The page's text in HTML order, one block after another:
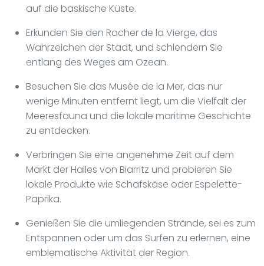
auf die baskische Küste.
Erkunden Sie den Rocher de la Vierge, das
Wahrzeichen der Stadt, und schlendern Sie
entlang des Weges am Ozean.
Besuchen Sie das Musée de la Mer, das nur
wenige Minuten entfernt liegt, um die Vielfalt der
Meeresfauna und die lokale maritime Geschichte
zu entdecken.
Verbringen Sie eine angenehme Zeit auf dem
Markt der Halles von Biarritz und probieren Sie
lokale Produkte wie Schafskäse oder Espelette-
Paprika.
Genießen Sie die umliegenden Strände, sei es zum
Entspannen oder um das Surfen zu erlernen, eine
emblematische Aktivität der Region.